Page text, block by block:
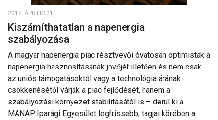
2017. ÁPRILIS 21.
Kiszámíthatatlan a napenergia
szabályozása
A magyar napenergia piac résztvevői óvatosan optimisták a
napenergia hasznosításának jövőjét illetően és nem csak
az uniós támogatásoktól vagy a technológia árának
csökkenésétől várják a piac fejlődését, hanem a
szabályozási környezet stabilitásától is – derül ki a
MANAP Iparági Egyesület legfrissebb, tagjai körében a